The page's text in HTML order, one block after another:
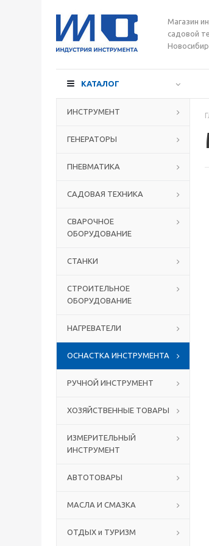
Магазин
садовой
КАТАЛОГ
ИНСТРУМЕНТ
ГЕНЕРАТОРЫ
ПНЕВМАТИКА
САДОВАЯ ТЕХНИКА
СВАРОЧНОЕ
ОБОРУДОВАНИЕ
СТАНКИ
СТРОИТЕЛЬНОЕ
ОБОРУДОВАНИЕ
НАГРЕВАТЕЛИ
ОСНАСТКА ИНСТРУМЕНТА
РУЧНОЙ ИНСТРУМЕНТ
ХОЗЯЙСТВЕННЫЕ ТОВАРЫ
ИЗМЕРИТЕЛЬНЫЙ
ИНСТРУМЕНТ
АВТОТОВАРЫ
МАСЛА И СМАЗКА
ОТДЫХ и ТУРИЗМ